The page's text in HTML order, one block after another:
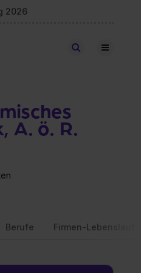
2026
Stellen finden
A. ö. R.
Berufe Firmen-Lebenslauf